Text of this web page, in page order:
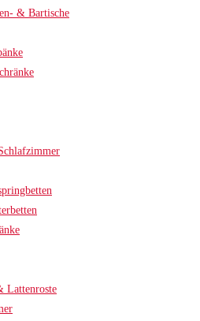
& Bartische
Lattenroste